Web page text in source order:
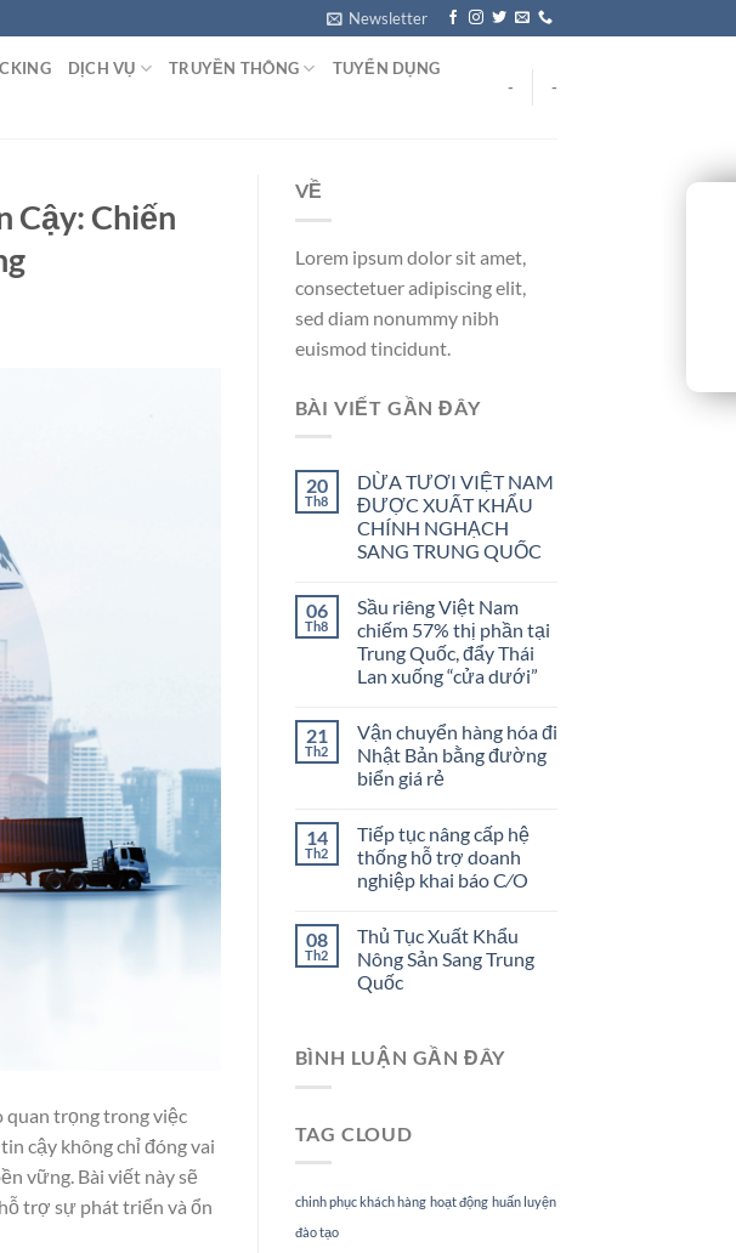
Newsletter
DỊCH VỤ TRUYỀN THÔNG TUYỂN DỤNG
- -
Cậy: Chiến
quan trọng trong việc
cậy không chỉ đóng vai
vững. Bài viết này sẽ
trợ sự phát triển và ổn
VỀ
Lorem ipsum dolor sit amet,
consectetuer adipiscing elit,
sed diam nonummy nibh
euismod tincidunt.
BÀI VIẾT GẦN ĐÂY
20
Th8
DỪA TƯƠI VIỆT NAM
ĐƯỢC XUẤT KHẨU
CHÍNH NGHẠCH
SANG TRUNG QUỐC
06
Th8
Sầu riêng Việt Nam
chiếm 57% thị phần tại
Trung Quốc, đẩy Thái
Lan xuống “cửa dưới”
21
Th2
Vận chuyển hàng hóa đi
Nhật Bản bằng đường
biển giá rẻ
14
Th2
Tiếp tục nâng cấp hệ
thống hỗ trợ doanh
nghiệp khai báo C⁄O
08
Th2
Thủ Tục Xuất Khẩu
Nông Sản Sang Trung
Quốc
BÌNH LUẬN GẦN ĐÂY
TAG CLOUD
chinh phục khách hàng hoạt động huấn luyện
đào tạo